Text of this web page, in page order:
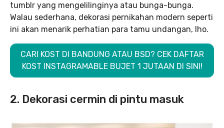
tumblr yang mengelilinginya atau bunga-bunga.
Walau sederhana, dekorasi pernikahan modern seperti
ini akan menarik perhatian para tamu undangan, lho.
CARI KOST DI BANDUNG ATAU BSD? CEK DAFTAR
KOST INSTAGRAMABLE BUJET 1 JUTAAN DI SINI!
2. Dekorasi cermin di pintu masuk